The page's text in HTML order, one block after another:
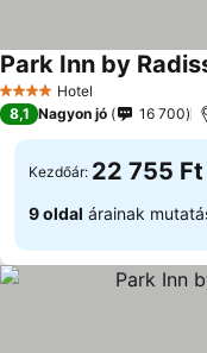
4 KategóriaHotel
Árak megjelenítése
8,1 Nagyon jó 16 700
Kezdőár: 22 755 Ft
9 oldal árainak